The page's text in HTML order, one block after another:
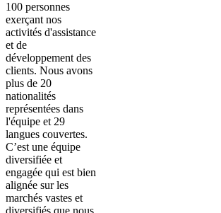
100 personnes
exerçant nos
activités d'assistance
et de
développement des
clients. Nous avons
plus de 20
nationalités
représentées dans
l'équipe et 29
langues couvertes.
C’est une équipe
diversifiée et
engagée qui est bien
alignée sur les
marchés vastes et
diversifiés que nous